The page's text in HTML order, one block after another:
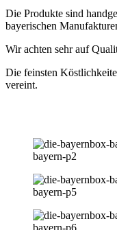
Die Produkte sind
bayerischen
Wir achten sehr auf
Die feinsten
vereint.